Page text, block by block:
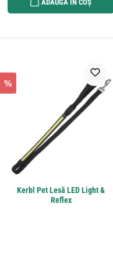
ADAUGĂ ÎN COȘ
%
Kerbl Pet Lesă LED Light &
Reflex